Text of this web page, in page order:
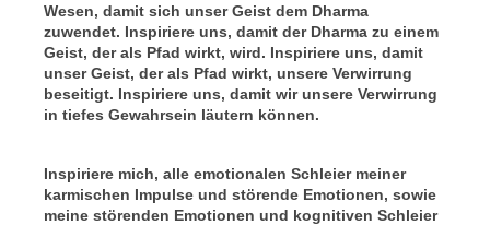
Wesen, damit sich unser Geist dem Dharma
zuwendet. Inspiriere uns, damit der Dharma zu einem
Geist, der als Pfad wirkt, wird. Inspiriere uns, damit
unser Geist, der als Pfad wirkt, unsere Verwirrung
beseitigt. Inspiriere uns, damit wir unsere Verwirrung
in tiefes Gewahrsein läutern können.
Inspiriere mich, alle emotionalen Schleier meiner
karmischen Impulse und störende Emotionen, sowie
meine störenden Emotionen und kognitiven Schleier